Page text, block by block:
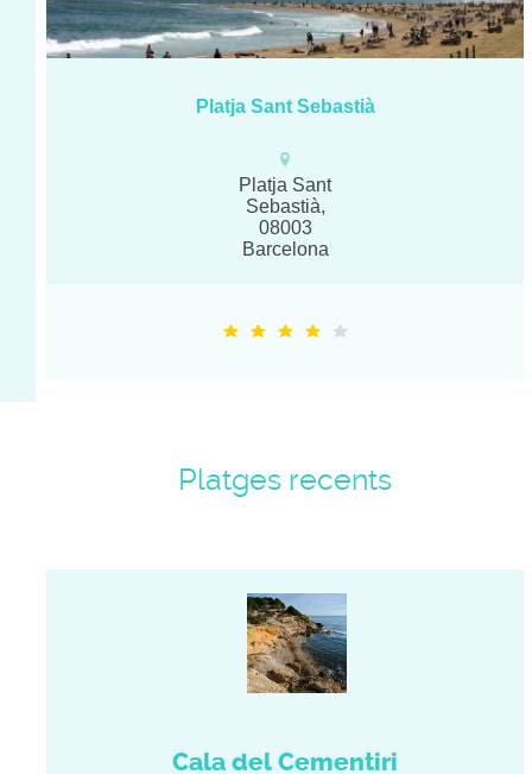
Platja Sant Sebastià
Platja Sant
Sebastià,
08003
Barcelona
Platges recents
Cala del Cementiri